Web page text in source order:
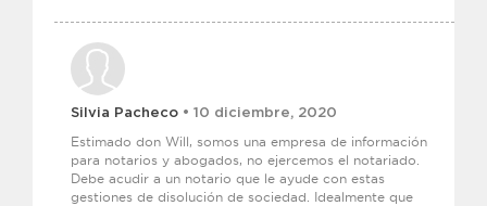
Silvia Pacheco • 10 diciembre, 2020
Estimado don Will, somos una empresa de información
para notarios y abogados, no ejercemos el notariado.
Debe acudir a un notario que le ayude con estas
gestiones de disolución de sociedad. Idealmente que